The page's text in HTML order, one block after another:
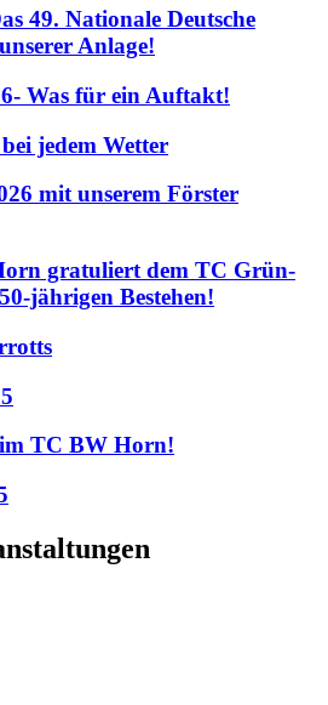
49. Nationale Deutsche
Anlage!
Was für ein Auftakt!
jedem Wetter
mit unserem Förster
gratuliert dem TC Grün-
jährigen Bestehen!
TC BW Horn!